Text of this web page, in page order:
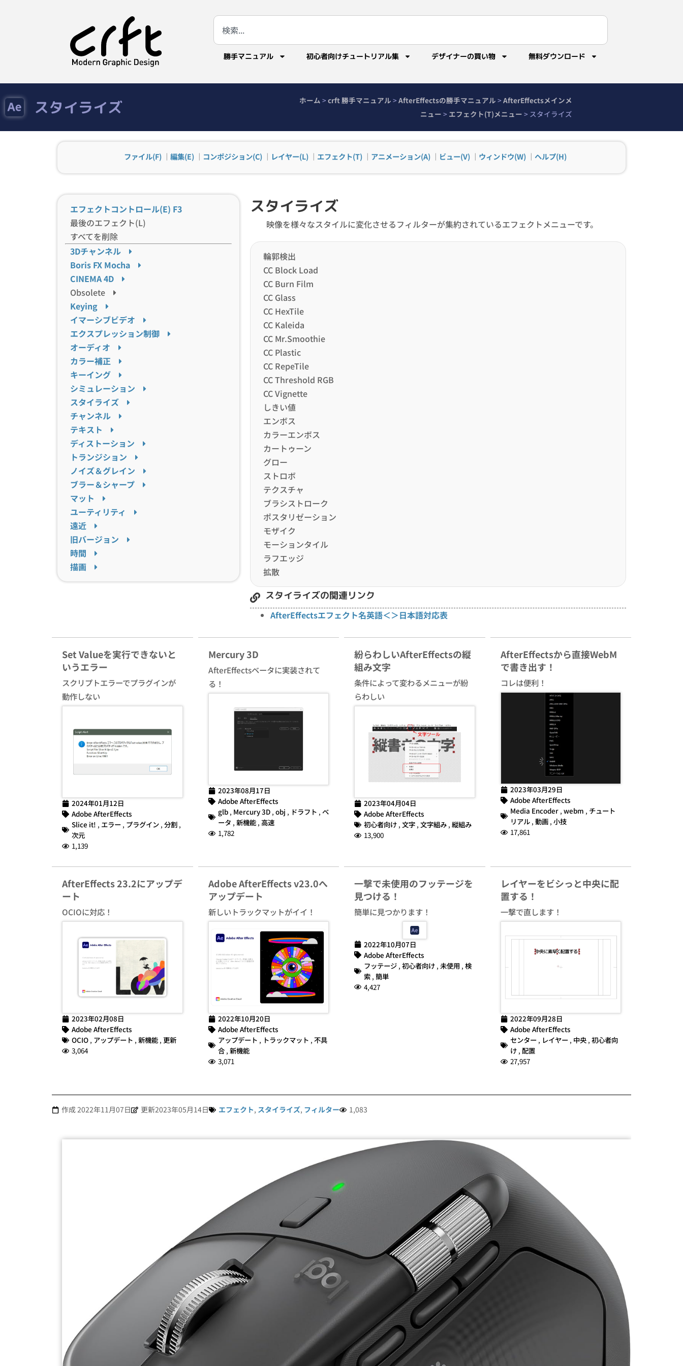
勝手マニュアル 初心者向けチュートリアル集 デザイナーの買い物 無料ダウンロード
スタイライズ ホーム >crft 勝手マニュアル >AfterEffectsの勝手マニュアル >AfterEffectsメインメ
ニュー > エフェクト(T)メニュー > スタイライズ
ファイル(F)｜ 編集(E)｜ コンポジション(C)｜ レイヤー(L)｜ エフェクト(T)｜ アニメーション(A)｜ ビュー(V)｜ ウィンドウ(W)｜ ヘルプ(H)
エフェクトコントロール(E) F3
最後のエフェクト(L)
すべてを削除
3Dチャンネル
Boris FX Mocha
CINEMA 4D
Obsolete
Keying
イマーシブビデオ
エクスプレッション制御
オーディオ
カラー補正
キーイング
シミュレーション
スタイライズ
チャンネル
テキスト
ディストーション
トランジション
ノイズ＆グレイン
ブラー＆シャープ
マット
ユーティリティ
遠近
旧バージョン
時間
描画
スタイライズ
映像を様々なスタイルに変化させるフィルターが集約されているエフェクトメニューです。
輪郭検出
CC Block Load
CC Burn Film
CC Glass
CC HexTile
CC Kaleida
CC Mr.Smoothie
CC Plastic
CC RepeTile
CC Threshold RGB
CC Vignette
しきい値
エンボス
カラーエンボス
カートゥーン
グロー
ストロボ
テクスチャ
ブラシストローク
ポスタリゼーション
モザイク
モーションタイル
ラフエッジ
拡散
スタイライズの関連リンク
AfterEffectsエフェクト名英語＜＞日本語対応表
Set Valueを実行できないと
いうエラー
スクリプトエラーでプラグインが
動作しない
2024年01月12日
Adobe AfterEffects
Slice it! , エラー , プラグイン , 分割 ,
次元
1,139
Mercury 3D
AfterEffectsベータに実装されて
る！
2023年08月17日
Adobe AfterEffects
glb, Mercury 3D, obj , ドラフト , ベ
ータ , 新機能, 高速
1,782
紛らわしいAfterEffectsの縦
組み文字
条件によって変わるメニューが紛
らわしい
2023年04月04日
Adobe AfterEffects
初心者向け , 文字 , 文字組み , 縦組み
13,900
AfterEffectsから直接WebM
で書き出す！
コレは便利！
2023年03月29日
Adobe AfterEffects
Media Encoder, webm , チュート
リアル, 動画, 小技
17,861
AfterEffects 23.2にアップデ
ート
OCIOに対応！
2023年02月08日
Adobe AfterEffects
OCIO , アップデート , 新機能 , 更新
3,064
Adobe AfterEffects v23.0へ
アップデート
新しいトラックマットがイイ！
2022年10月20日
Adobe AfterEffects
アップデート , トラックマット , 不具
合, 新機能
3,071
一撃で未使用のフッテージを
見つける！
簡単に見つかります！
2022年10月07日
Adobe AfterEffects
フッテージ , 初心者向け , 未使用 , 検
索 , 簡単
4,427
レイヤーをビシっと中央に配
置する！
一撃で直します！
2022年09月28日
Adobe AfterEffects
センター, レイヤー, 中央, 初心者向
け, 配置
27,957
作成2022年11月07日 更新2023年05月14日 エフェクト, スタイライズ, フィルター 1,083